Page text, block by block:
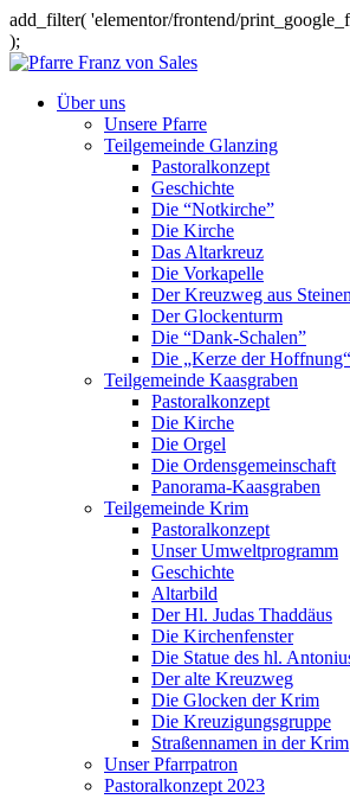
add_filter( 'elementor/frontend/
);
Über uns
Unsere Pfarre
Teilgemeinde Glanzing
Pastoralkonzept
Geschichte
Die “Notkirche”
Die Kirche
Das Altarkreuz
Die Vorkapelle
Der Kreuzweg aus Steinen
Der Glockenturm
Die “Dank-Schalen”
Die „Kerze der Hoffnung“
Teilgemeinde Kaasgraben
Pastoralkonzept
Die Kirche
Die Orgel
Die Ordensgemeinschaft
Panorama-Kaasgraben
Teilgemeinde Krim
Pastoralkonzept
Unser Umweltprogramm
Geschichte
Altarbild
Der Hl. Judas Thaddäus
Die Kirchenfenster
Die Statue des hl.
Der alte Kreuzweg
Die Glocken der Krim
Die Kreuzigungsgruppe
Straßennamen in der Krim
Unser Pfarrpatron
Pastoralkonzept 2023